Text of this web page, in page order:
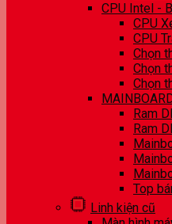
CPU Intel -
CPU
CPU
Chọn
Chọn
Chọn
Ram
Ram
Top
Linh kiện cũ